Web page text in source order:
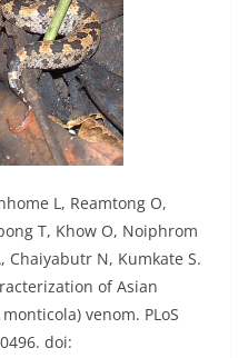
L, Reamtong O,
T, Khow O, Noiphrom
Chaiyabutr N, Kumkate S.
of Asian
venom. PLoS
doi: